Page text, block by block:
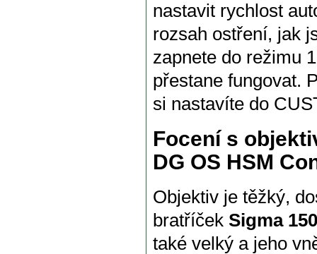
nastavit rychlost
rozsah ostření, jak
zapnete do režimu
přestane fungovat.
si nastavíte do
Focení s
DG OS HSM
Objektiv je těžký,
bratříček Sigma
také velký a jeho